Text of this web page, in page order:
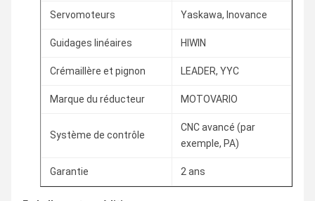
Servomoteurs Yaskawa, Inovance
Guidages linéaires HIWIN
Crémaillère et pignon LEADER, YYC
Marque du réducteur MOTOVARIO
Système de contrôle
CNC avancé (par
exemple, PA)
Garantie 2 ans